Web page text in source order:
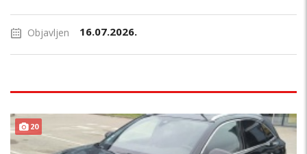
Objavljen 16.07.2026.
20